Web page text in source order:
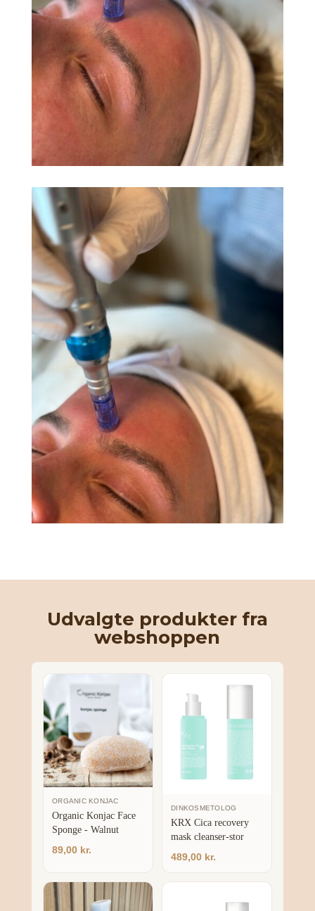
Udvalgte produkter fra
webshoppen